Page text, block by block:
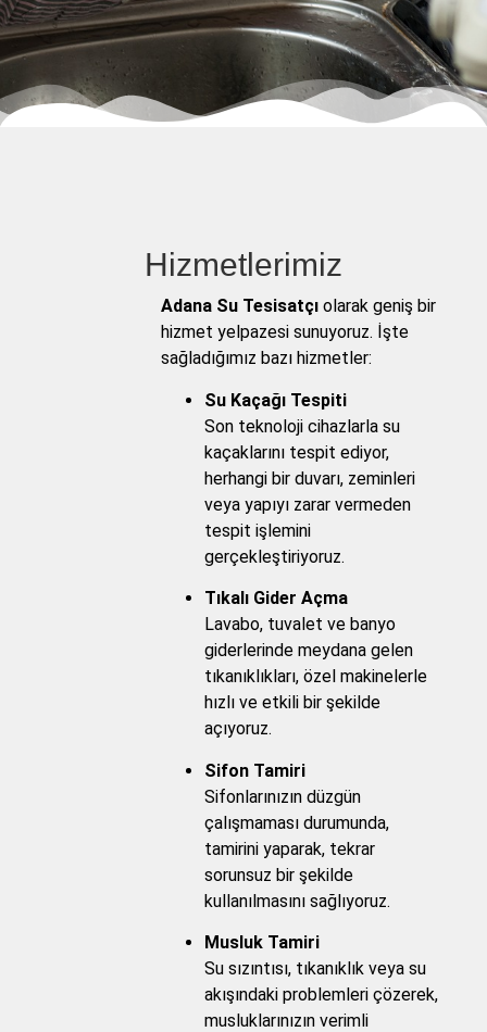
Hizmetlerimiz
Adana Su Tesisatçı olarak geniş bir
hizmet yelpazesi sunuyoruz. İşte
sağladığımız bazı hizmetler:
Su Kaçağı Tespiti
Son teknoloji cihazlarla su
kaçaklarını tespit ediyor,
herhangi bir duvarı, zeminleri
veya yapıyı zarar vermeden
tespit işlemini
gerçekleştiriyoruz.
Tıkalı Gider Açma
Lavabo, tuvalet ve banyo
giderlerinde meydana gelen
tıkanıklıkları, özel makinelerle
hızlı ve etkili bir şekilde
açıyoruz.
Sifon Tamiri
Sifonlarınızın düzgün
çalışmaması durumunda,
tamirini yaparak, tekrar
sorunsuz bir şekilde
kullanılmasını sağlıyoruz.
Musluk Tamiri
Su sızıntısı, tıkanıklık veya su
akışındaki problemleri çözerek,
musluklarınızın verimli